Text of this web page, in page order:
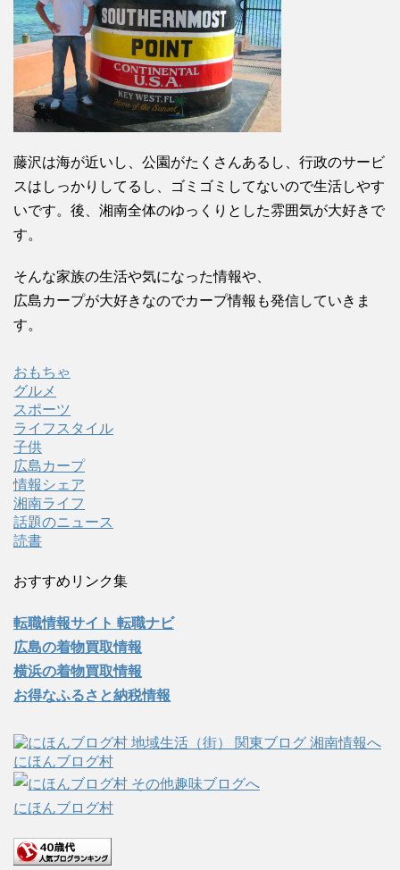
藤沢は海が近いし、公園がたくさんあるし、行政のサービ
スはしっかりしてるし、ゴミゴミしてないので生活しやす
いです。後、湘南全体のゆっくりとした雰囲気が大好きで
す。
そんな家族の生活や気になった情報や、
広島カープが大好きなのでカープ情報も発信していきま
す。
おもちゃ
グルメ
スポーツ
ライフスタイル
子供
広島カープ
情報シェア
湘南ライフ
話題のニュース
読書
おすすめリンク集
転職情報サイト 転職ナビ
広島の着物買取情報
横浜の着物買取情報
お得なふるさと納税情報
にほんブログ村
にほんブログ村